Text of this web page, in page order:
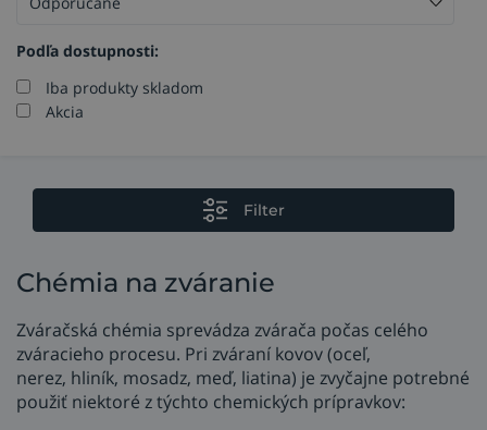
Podľa dostupnosti:
Iba produkty skladom
Akcia
Filter
Chémia na zváranie
Zváračská chémia sprevádza zvárača počas celého
zváracieho procesu. Pri zváraní kovov (oceľ,
nerez, hliník, mosadz, meď, liatina) je zvyčajne potrebné
použiť niektoré z týchto chemických prípravkov: